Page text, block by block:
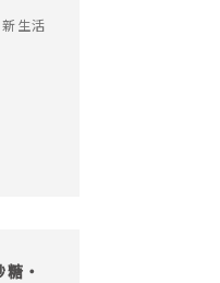
生活
・